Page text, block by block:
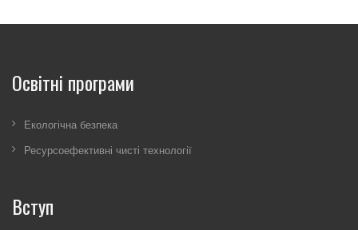
Освітні програми
Екологічна безпека
Ресурсоефективні чисті технології
Вступ